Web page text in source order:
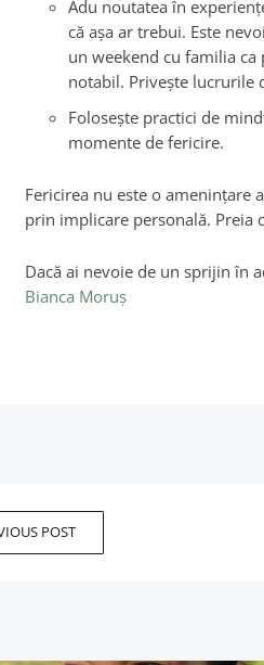
Adu noutatea în
că aşa ar trebui. Este
un weekend cu familia ca
notabil. Priveşte lucrurile
Foloseşte practici de
momente de fericire.
Fericirea nu este o amenințare
prin implicare personală. Preia
Dacă ai nevoie de un sprijin în
Bianca Moruș
POST